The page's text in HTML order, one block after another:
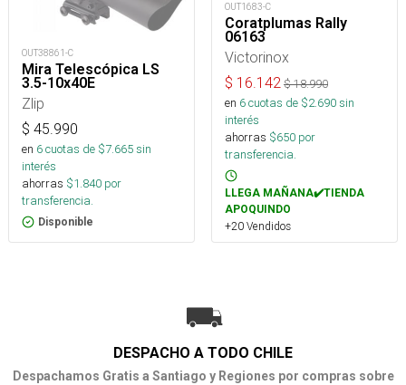
OUT38861-C
Mira Telescópica LS
3.5-10x40E
Zlip
$ 45.990
en 6cuotas de $7.665sin
interés
ahorras $1.840 por
transferencia.
Disponible
OUT1683-C
Coratplumas Rally
06163
Victorinox
$ 16.142 $18.990
en 6cuotas de $2.690sin
interés
ahorras $650 por
transferencia.
LLEGA MAÑANA✔️TIENDA
APOQUINDO
+20 Vendidos
DESPACHO A TODO CHILE
Despachamos Gratis a Santiago y Regiones por compras sobre